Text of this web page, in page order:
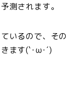
測されます。
いるので、その
ます(`･ω･´)